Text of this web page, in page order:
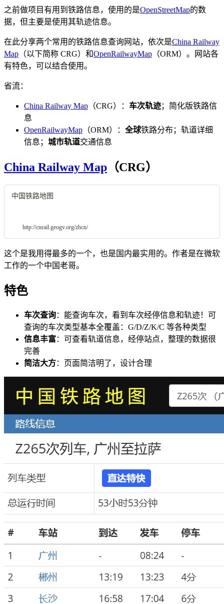
之前做项目有用到铁路信息，使用的是OpenStreetMap的数
据，但主要是使用其轨迹信息。
在此分享两个常用的铁路信息查询网站，依次是China Railway
Map （以下简称 CRG）和OpenRailwayMap （ORM）。网站各
有特色，可以结合使用。
省流：
China Railway Map （CRG）： 车次轨迹；简化版铁路信
息
OpenRailwayMap （ORM）： 全球铁路分布；轨道详细
信息； 城市轨道交通信息
China Railway Map （CRG）
中国铁路地图
http://cnrail.geogv.org/zhcn/
这个是我用得最多的一个，也是国内最实用的。作者是在微软
工作的一个中国老哥。
特色
车次查询：能查询车次，看到车次经停信息和轨迹！可
查询的车次类型基本全覆盖：G/D/Z/K/C 等各种类型
信息丰富：可查看轨道信息，经停站点，整理的数据很
完善
简洁大方：页面简洁明了，设计合理